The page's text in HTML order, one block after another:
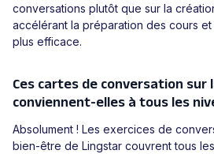
conversations plutôt que sur la
accélérant la préparation des cours
plus efficace.
Ces cartes de conversation sur
conviennent-elles à tous les
Absolument ! Les exercices de
bien-être de Lingstar couvrent tous